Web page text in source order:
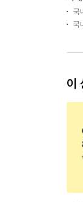
국
국
이